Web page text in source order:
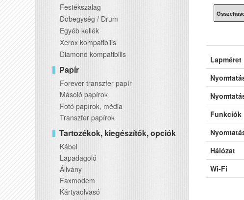
Festékszalag
Dobegység / Drum
Egyéb kellék
Xerox kompatibilis
Diamond kompatibilis
Papír
Forever transzfer papír
Másoló papírok
Fotó papírok, média
Transzfer papírok
Tartozékok, kiegészítők, opciók
Kábel
Lapadagoló
Állvány
Faxmodem
Kártyaolvasó
Lapméret
Funkciók
Hálózat
Wi-Fi